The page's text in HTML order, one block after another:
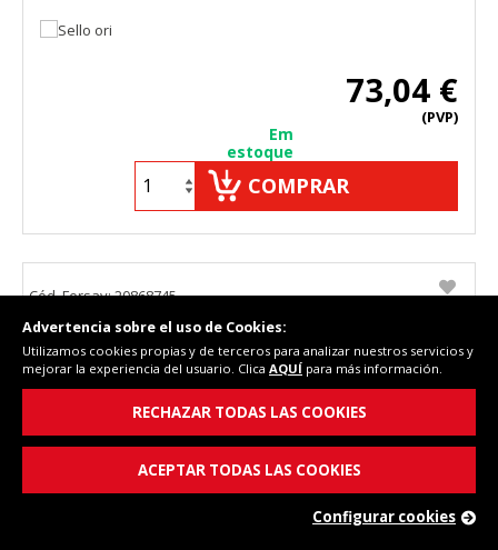
73,04 €
(PVP)
Em
estoque
COMPRAR
Cód. Fersay: 20868745
Advertencia sobre el uso de Cookies:
Utilizamos cookies propias y de terceros para analizar nuestros servicios y
mejorar la experiencia del usuario. Clica AQUÍ para más información.
RECHAZAR TODAS LAS COOKIES
ACEPTAR TODAS LAS COOKIES
Configurar cookies